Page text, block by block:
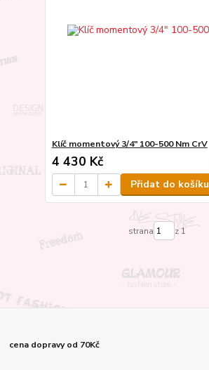
Klíč momentový 3/4" 100-500 Nm CrV
4 430 Kč
Přidat do košíku
strana z 1
cena dopravy od 70Kč